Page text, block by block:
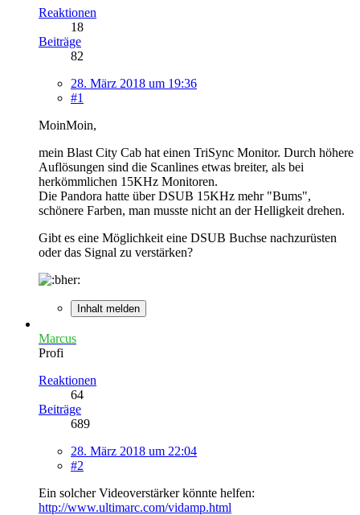
Reaktionen
18
Beiträge
82
28. März 2018 um 19:36
#1
MoinMoin,
mein Blast City Cab hat einen TriSync Monitor. Durch höhere
Auflösungen sind die Scanlines etwas breiter, als bei
herkömmlichen 15KHz Monitoren.
Die Pandora hatte über DSUB 15KHz mehr "Bums",
schönere Farben, man musste nicht an der Helligkeit drehen.
Gibt es eine Möglichkeit eine DSUB Buchse nachzurüsten
oder das Signal zu verstärken?
Inhalt melden
Marcus
Profi
Reaktionen
64
Beiträge
689
28. März 2018 um 22:04
#2
Ein solcher Videoverstärker könnte helfen:
http://www.ultimarc.com/vidamp.html